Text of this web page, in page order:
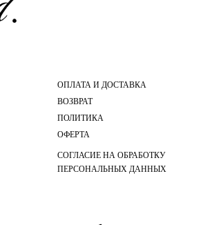
ОПЛАТА И ДОСТАВКА
ВОЗВРАТ
ПОЛИТИКА
ОФЕРТА
СОГЛАСИЕ НА ОБРАБОТКУ
ПЕРСОНАЛЬНЫХ ДАННЫХ